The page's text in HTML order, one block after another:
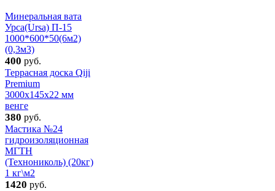
Минеральная вата
Урса(Ursa) П-15
1000*600*50(6м2)
(0,3м3)
400 руб.
Террасная доска Qiji
Premium
3000x145x22 мм
венге
380 руб.
Мастика №24
гидроизоляционная
МГТН
(Технониколь) (20кг)
1 кг\м2
1420 руб.